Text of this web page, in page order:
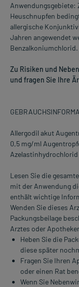
Anwendungsgebiete:
Heuschnupfen
allergische
Jahren angewendet
Benzalkoniumchlorid.
Zu Risiken und
und fragen Sie Ihre
Allergodil akut
0,5 mg/ml
Azelastinhydrochlorid
Lesen Sie die
mit der Anwendung
enthält wichtige
Wenden Sie dieses
Packungsbeilage
Arztes oder
Heben Sie die
diese später
Fragen Sie Ihren
oder einen Rat
Wenn Sie